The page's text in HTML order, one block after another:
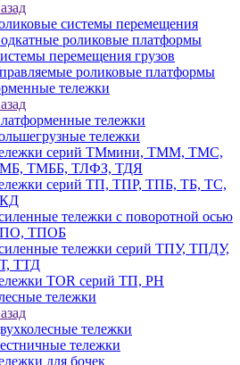
системы перемещения
роликовые платформы
перемещения грузов
роликовые платформы
тележки
тележки
тележки
серий ТМмини, ТММ, ТМС,
ТМББ, ТЛФЗ, ТДЯ
серий ТП, ТПР, ТПБ, ТБ, ТС,
тележки с поворотной осью
ТПОБ
тележки серий ТПУ, ТПДУ,
ТТД
TOR серий ТП, PH
тележки
тележки
тележки
для бочек